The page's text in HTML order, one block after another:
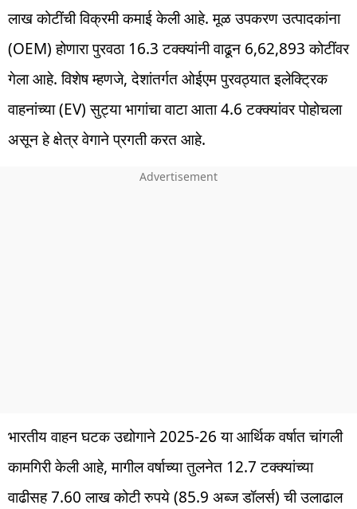
लाख कोटींची विक्रमी कमाई केली आहे. मूळ उपकरण उत्पादकांना
(OEM) होणारा पुरवठा 16.3 टक्क्यांनी वाढून 6,62,893 कोटींवर
गेला आहे. विशेष म्हणजे, देशांतर्गत ओईएम पुरवठ्यात इलेक्ट्रिक
वाहनांच्या (EV) सुट्या भागांचा वाटा आता 4.6 टक्क्यांवर पोहोचला
असून हे क्षेत्र वेगाने प्रगती करत आहे.
भारतीय वाहन घटक उद्योगाने 2025-26 या आर्थिक वर्षात चांगली
कामगिरी केली आहे, मागील वर्षाच्या तुलनेत 12.7 टक्क्यांच्या
वाढीसह 7.60 लाख कोटी रुपये (85.9 अब्ज डॉलर्स) ची उलाढाल